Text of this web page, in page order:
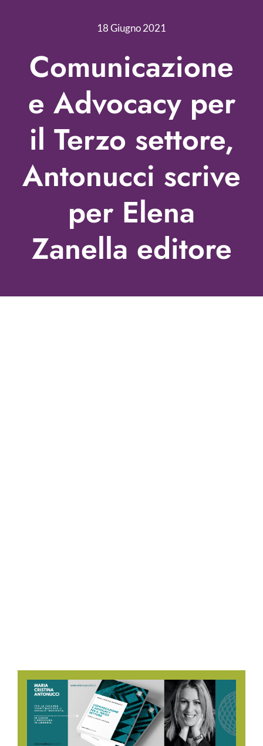
Nonprofit Blog
Libri
Fundraising Academy
Multimedia
Come contattarci
18 Giugno 2021
Comunicazione
e Advocacy per
il Terzo settore,
Antonucci scrive
per Elena
Zanella editore